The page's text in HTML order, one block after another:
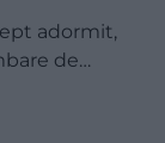
adormit,
de…